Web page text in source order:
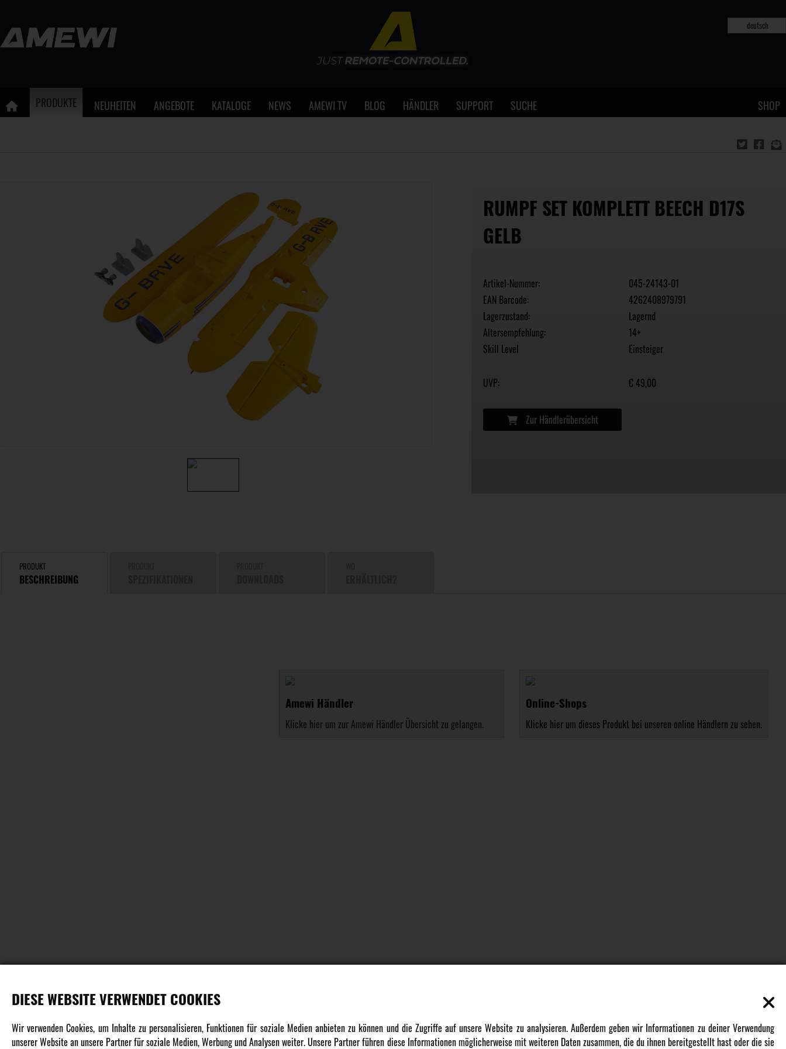
deutsch
PRODUKTE NEUHEITEN ANGEBOTE KATALOGE NEWS AMEWI TV BLOG HÄNDLER SUPPORT SUCHE SHOP
RUMPF SET KOMPLETT BEECH D17S
GELB
Artikel-Nummer:
045-24143-01
EAN Barcode:
4262408979791
Lagerzustand:
Lagernd
Altersempfehlung:
14+
Skill Level
Einsteiger
UVP: € 49,00
Zur Händlerübersicht
PRODUKT
BESCHREIBUNG
Amewi Händler
Klicke hier um zur Amewi Händler Übersicht zu gelangen.
Online-Shops
Klicke hier um dieses Produkt bei unseren online Händlern zu sehen.
DIESE WEBSITE VERWENDET COOKIES
Wir verwenden Cookies, um Inhalte zu personalisieren, Funktionen für soziale Medien anbieten zu können und die Zugriffe auf unsere Website zu analysieren. Außerdem geben wir Informationen zu deiner Verwendung
unserer Website an unsere Partner für soziale Medien, Werbung und Analysen weiter. Unsere Partner führen diese Informationen möglicherweise mit weiteren Daten zusammen, die du ihnen bereitgestellt hast oder die sie